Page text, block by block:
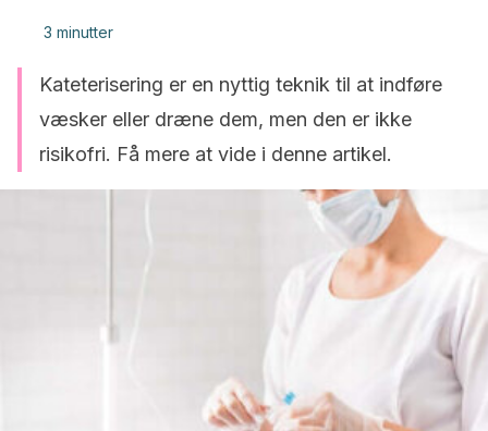
3 minutter
Kateterisering er en nyttig teknik til at indføre
væsker eller dræne dem, men den er ikke
risikofri. Få mere at vide i denne artikel.